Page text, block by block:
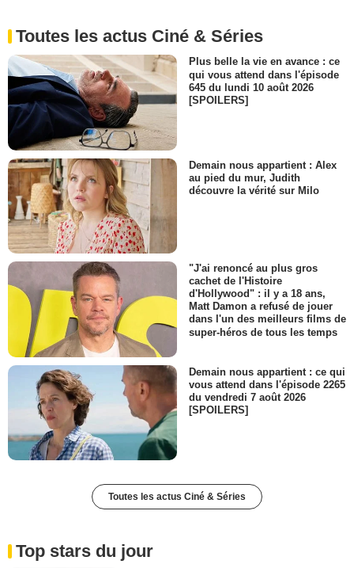
Toutes les actus Ciné & Séries
Plus belle la vie en avance : ce
qui vous attend dans l'épisode
645 du lundi 10 août 2026
[SPOILERS]
Demain nous appartient : Alex
au pied du mur, Judith
découvre la vérité sur Milo
"J'ai renoncé au plus gros
cachet de l'Histoire
d'Hollywood" : il y a 18 ans,
Matt Damon a refusé de jouer
dans l'un des meilleurs films de
super-héros de tous les temps
Demain nous appartient : ce qui
vous attend dans l'épisode 2265
du vendredi 7 août 2026
[SPOILERS]
Toutes les actus Ciné & Séries
Top stars du jour